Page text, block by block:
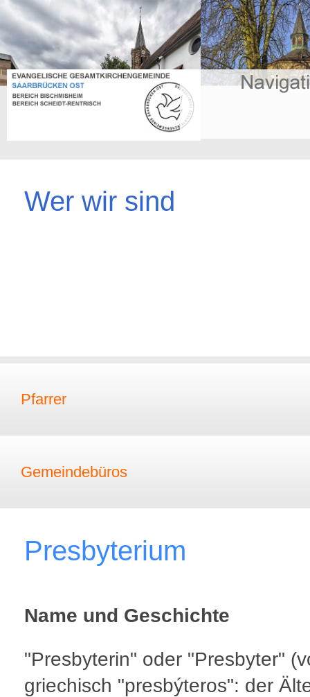
Wer wir sind
Pfarrer
Gemeindebüros
Presbyterium
Name und Geschichte
"Presbyterin" oder "Presbyter"
griechisch "presbýteros": der